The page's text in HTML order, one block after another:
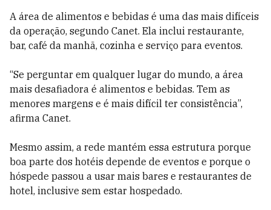
A área de alimentos e bebidas é uma das mais difíceis
da operação, segundo Canet. Ela inclui restaurante,
bar, café da manhã, cozinha e serviço para eventos.
“Se perguntar em qualquer lugar do mundo, a área
mais desafiadora é alimentos e bebidas. Tem as
menores margens e é mais difícil ter consistência”,
afirma Canet.
Mesmo assim, a rede mantém essa estrutura porque
boa parte dos hotéis depende de eventos e porque o
hóspede passou a usar mais bares e restaurantes de
hotel, inclusive sem estar hospedado.